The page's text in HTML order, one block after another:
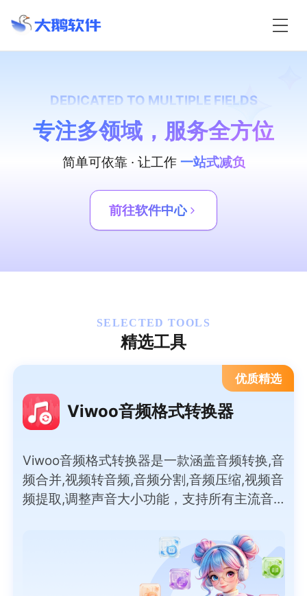
DEDICATED TO MULTIPLE FIELDS
专注多领域，服务全方位
简单可依靠 · 让工作 一站式减负
前往软件中心
SELECTED TOOLS
精选工具
优质精选
Viwoo音频格式转换器
Viwoo音频格式转换器是一款涵盖音频转换,音
频合并,视频转音频,音频分割,音频压缩,视频音
频提取,调整声音大小功能，支持所有主流音